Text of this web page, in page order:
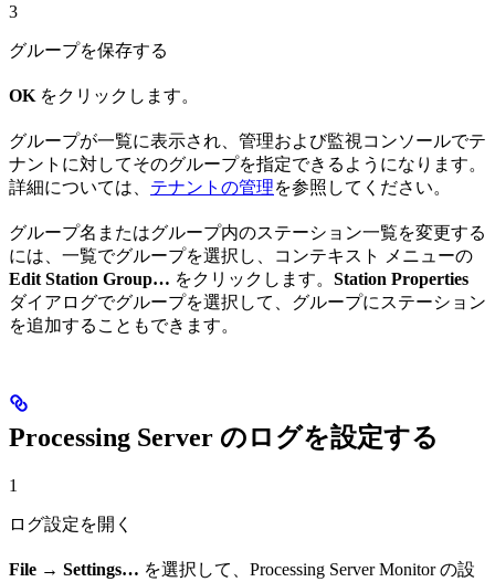
3
グループを保存する
OK をクリックします。
グループが一覧に表示され、管理および監視コンソールでテ
ナントに対してそのグループを指定できるようになります。
詳細については、 テナントの管理を参照してください。
グループ名またはグループ内のステーション一覧を変更する
には、一覧でグループを選択し、コンテキスト メニューの
Edit Station Group… をクリックします。 Station Properties
ダイアログでグループを選択して、グループにステーション
を追加することもできます。
Processing Server のログを設定する
1
ログ設定を開く
File → Settings… を選択して、Processing Server Monitor の設